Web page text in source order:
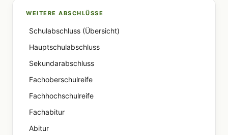
WEITERE ABSCHLÜSSE
Schulabschluss (Übersicht)
Hauptschulabschluss
Sekundarabschluss
Fachoberschulreife
Fachhochschulreife
Fachabitur
Abitur